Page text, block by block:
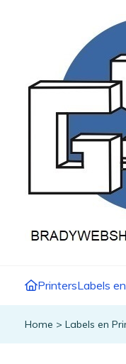
PrintersLabels
Home > Labels en